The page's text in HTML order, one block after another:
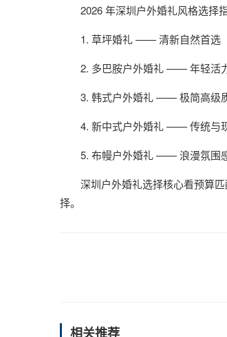
2026 年深圳户外婚礼风格选择
1. 草坪婚礼 —— 清新自然首选
2. 多巴胺户外婚礼 —— 年轻活
3. 韩式户外婚礼 —— 极简高级
4. 新中式户外婚礼 —— 传统与
5. 布幔户外婚礼 —— 浪漫氛围
深圳户外婚礼选择核心看预算
择。
相关推荐